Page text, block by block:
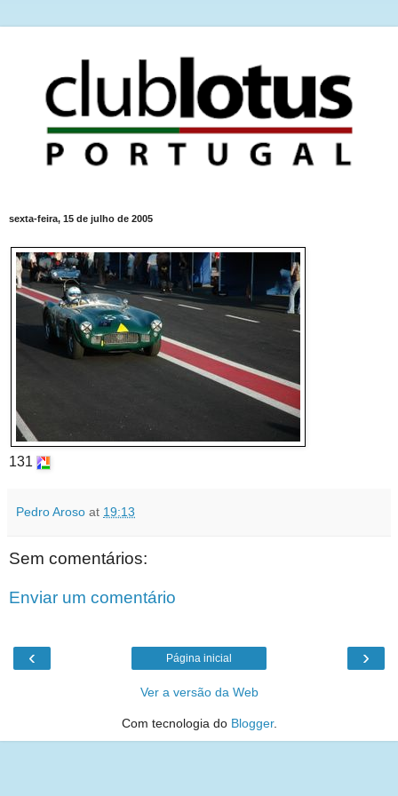
sexta-feira, 15 de julho de 2005
131
Pedro Aroso at 19:13
Sem comentários:
Enviar um comentário
‹ ›
Página inicial
Ver a versão da Web
Com tecnologia do Blogger.